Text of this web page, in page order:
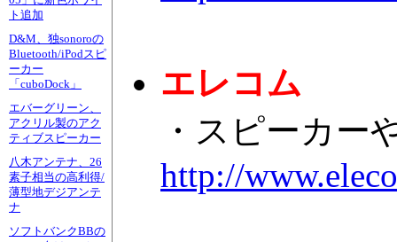
ト追加
D&M、独sonoroの
Bluetooth/iPodスピ
ーカー
「cuboDock」
エバーグリーン、
アクリル製のアク
ティブスピーカー
八木アンテナ、26
素子相当の高利得/
薄型地デジアンテ
ナ
ソフトバンクBBの
エレコム
・スピーカー
http://